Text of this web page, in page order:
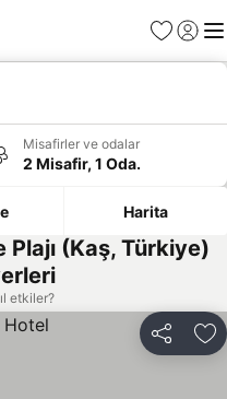
Favoriler
Giriş
Misafirler ve odalar
2 Misafir, 1 Oda.
Harita
(Kaş, Türkiye)
etkiler?
Paylaş